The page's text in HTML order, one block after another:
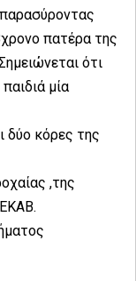
πατέρα της
ότι
μία
δύο κόρες της
,της